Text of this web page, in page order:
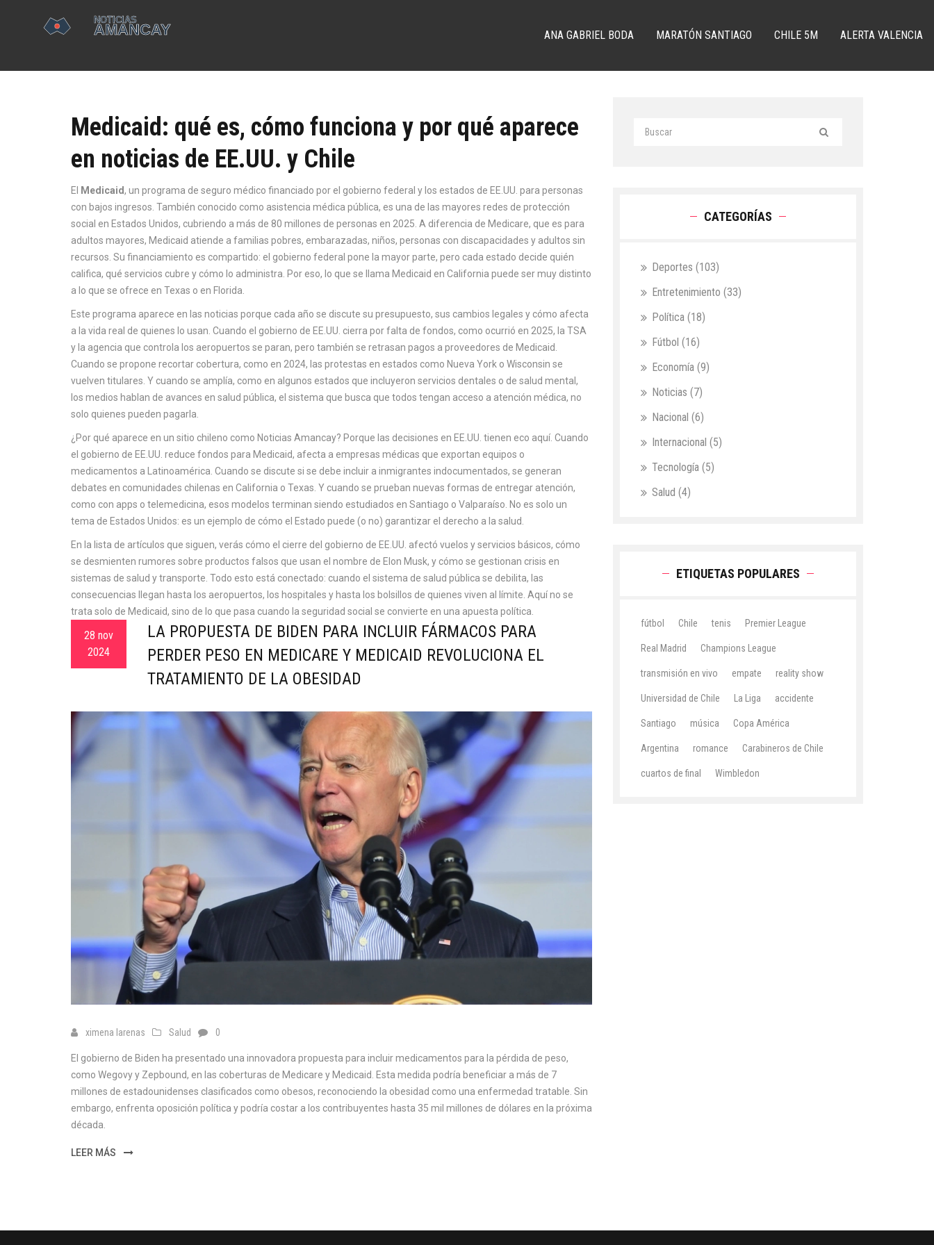
ANA GABRIEL BODA MARATÓN SANTIAGO CHILE 5M ALERTA VALENCIA
Medicaid: qué es, cómo funciona y por qué aparece
en noticias de EE.UU. y Chile
El Medicaid, un programa de seguro médico financiado por el gobierno federal y los estados de EE.UU. para personas
con bajos ingresos . También conocido como asistencia médica pública, es una de las mayores redes de protección
social en Estados Unidos, cubriendo a más de 80 millones de personas en 2025. A diferencia de Medicare, que es para
adultos mayores, Medicaid atiende a familias pobres, embarazadas, niños, personas con discapacidades y adultos sin
recursos. Su financiamiento es compartido: el gobierno federal pone la mayor parte, pero cada estado decide quién
califica, qué servicios cubre y cómo lo administra. Por eso, lo que se llama Medicaid en California puede ser muy distinto
a lo que se ofrece en Texas o en Florida.
Este programa aparece en las noticias porque cada año se discute su presupuesto, sus cambios legales y cómo afecta
a la vida real de quienes lo usan. Cuando el gobierno de EE.UU. cierra por falta de fondos, como ocurrió en 2025, la TSA
y la agencia que controla los aeropuertos se paran, pero también se retrasan pagos a proveedores de Medicaid.
Cuando se propone recortar cobertura, como en 2024, las protestas en estados como Nueva York o Wisconsin se
vuelven titulares. Y cuando se amplía, como en algunos estados que incluyeron servicios dentales o de salud mental,
los medios hablan de avances en salud pública, el sistema que busca que todos tengan acceso a atención médica, no
solo quienes pueden pagarla
¿Por qué aparece en un sitio chileno como Noticias Amancay? Porque las decisiones en EE.UU. tienen eco aquí. Cuando
el gobierno de EE.UU. reduce fondos para Medicaid, afecta a empresas médicas que exportan equipos o
medicamentos a Latinoamérica. Cuando se discute si se debe incluir a inmigrantes indocumentados, se generan
debates en comunidades chilenas en California o Texas. Y cuando se prueban nuevas formas de entregar atención,
como con apps o telemedicina, esos modelos terminan siendo estudiados en Santiago o Valparaíso. No es solo un
tema de Estados Unidos: es un ejemplo de cómo el Estado puede (o no) garantizar el derecho a la salud.
En la lista de artículos que siguen, verás cómo el cierre del gobierno de EE.UU. afectó vuelos y servicios básicos, cómo
se desmienten rumores sobre productos falsos que usan el nombre de Elon Musk, y cómo se gestionan crisis en
sistemas de salud y transporte. Todo esto está conectado: cuando el sistema de salud pública se debilita, las
consecuencias llegan hasta los aeropuertos, los hospitales y hasta los bolsillos de quienes viven al límite. Aquí no se
trata solo de Medicaid, sino de lo que pasa cuando la seguridad social se convierte en una apuesta política.
28 nov
2024
LA PROPUESTA DE BIDEN PARA INCLUIR FÁRMACOS PARA
PERDER PESO EN MEDICARE Y MEDICAID REVOLUCIONA EL
TRATAMIENTO DE LA OBESIDAD
ximena larenas Salud 0
El gobierno de Biden ha presentado una innovadora propuesta para incluir medicamentos para la pérdida de peso,
como Wegovy y Zepbound, en las coberturas de Medicare y Medicaid. Esta medida podría beneficiar a más de 7
millones de estadounidenses clasificados como obesos, reconociendo la obesidad como una enfermedad tratable. Sin
embargo, enfrenta oposición política y podría costar a los contribuyentes hasta 35 mil millones de dólares en la próxima
década.
LEER MÁS
CATEGORÍAS
Deportes (103)
Entretenimiento (33)
Política (18)
Fútbol (16)
Economía (9)
Noticias (7)
Nacional (6)
Internacional (5)
Tecnología (5)
Salud (4)
ETIQUETAS POPULARES
fútbol Chile tenis Premier League
Real Madrid Champions League
transmisión en vivo empate reality show
Universidad de Chile La Liga accidente
Santiago música Copa América
Argentina romance Carabineros de Chile
cuartos de final Wimbledon